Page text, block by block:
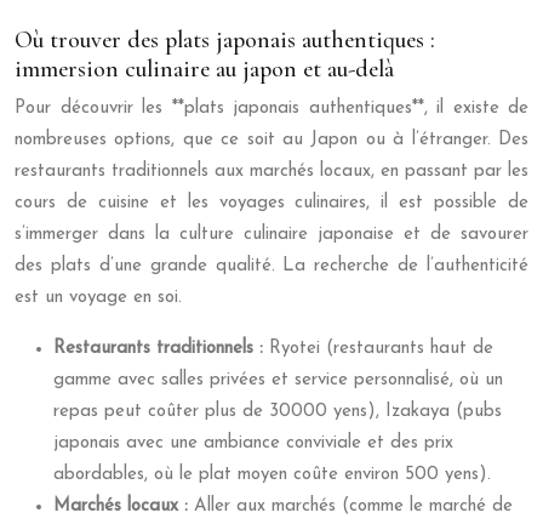
Où trouver des plats japonais authentiques :
immersion culinaire au japon et au-delà
Pour découvrir les **plats japonais authentiques**, il existe de
nombreuses options, que ce soit au Japon ou à l’étranger. Des
restaurants traditionnels aux marchés locaux, en passant par les
cours de cuisine et les voyages culinaires, il est possible de
s’immerger dans la culture culinaire japonaise et de savourer
des plats d’une grande qualité. La recherche de l’authenticité
est un voyage en soi.
Restaurants traditionnels : Ryotei (restaurants haut de
gamme avec salles privées et service personnalisé, où un
repas peut coûter plus de 30000 yens), Izakaya (pubs
japonais avec une ambiance conviviale et des prix
abordables, où le plat moyen coûte environ 500 yens).
Marchés locaux : Aller aux marchés (comme le marché de